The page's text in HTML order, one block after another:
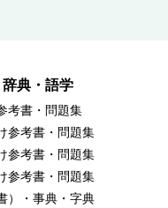
典・語学
考書・問題集
参考書・問題集
参考書・問題集
参考書・問題集
）・事典・字典